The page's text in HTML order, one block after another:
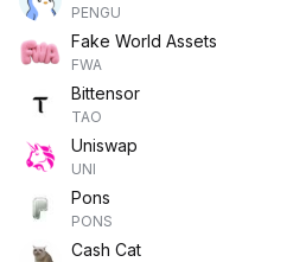
PENGU
Fake World Assets
FWA
Bittensor
TAO
Uniswap
UNI
Pons
PONS
Cash Cat